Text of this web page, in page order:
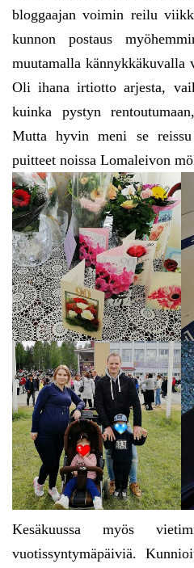
bloggaajan voimin reilu
kunnon postaus
muutamalla kännykkäkuvalla
Oli ihana irtiotto arjesta,
kuinka pystyn
Mutta hyvin meni se
puitteet noissa Lomaleivon
Kesäkuussa myös
vuotissyntymäpäiviä.